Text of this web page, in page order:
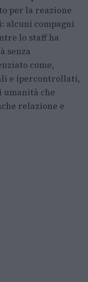
per la reazione
alcuni compagni
lo staff ha
senza
come,
e ipercontrollati,
umanità che
relazione e